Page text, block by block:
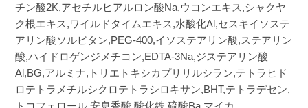
チン酸2K,アセチルヒアルロン酸Na,ウコンエキス,シャクヤ
ク根エキス,ワイルドタイムエキス,水酸化Al,セスキイソステ
アリン酸ソルビタン,PEG-400,イソステアリン酸,ステアリン
酸,ハイドロゲンジメチコン,EDTA-3Na,ジステアリン酸
Al,BG,アルミナ,トリエトキシカプリリルシラン,テトラヒド
ロテトラメチルシクロテトラシロキサン,BHT,テトラデセン,
トコフェロール,安息香酸,酸化鉄,硫酸Ba,マイカ